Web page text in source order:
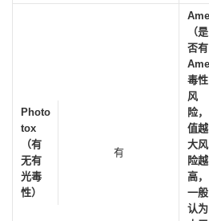
Photo
tox
（有
无有
光毒
性）
有
（是
否有
毒性
风
险，
值越
大风
险越
高，
一般
认为